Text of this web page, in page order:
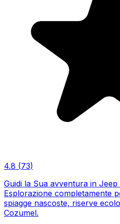
4.8 (73)
Guidi la Sua avventura in
Esplorazione completamente
spiagge nascoste, riserve
Cozumel.